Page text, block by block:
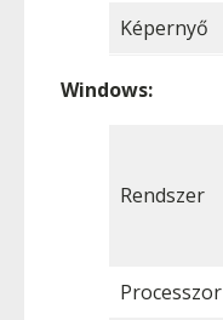
Képernyő
Windows:
Rendszer
Processzor